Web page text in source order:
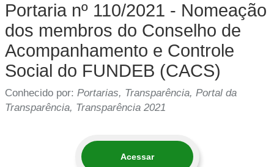
Portaria nº 110/2021 - Nomeação
dos membros do Conselho de
Acompanhamento e Controle
Social do FUNDEB (CACS)
Conhecido por: Portarias, Transparência, Portal da
Transparência, Transparência 2021
Acessar